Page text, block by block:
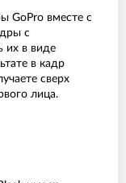
GoPro вместе с
с
их в виде
в кадр
сверх
лица.